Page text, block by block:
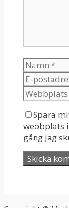
Spara
webbplats
gång jag